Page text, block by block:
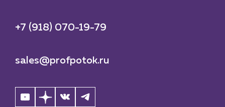
+7 (918) 070-19-79
sales@profpotok.ru